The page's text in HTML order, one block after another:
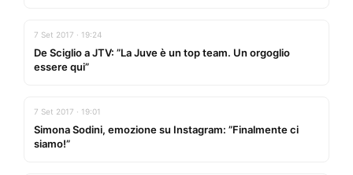
7 Set 2017 · 19:24
De Sciglio a JTV: ”La Juve è un top team. Un orgoglio
essere qui”
7 Set 2017 · 19:01
Simona Sodini, emozione su Instagram: ”Finalmente ci
siamo!”